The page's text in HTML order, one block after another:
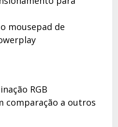
mousepad de
RGB
comparação a outros